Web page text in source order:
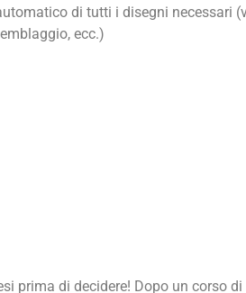
di tutti i disegni necessari
ecc.)
prima di decidere! Dopo un corso di